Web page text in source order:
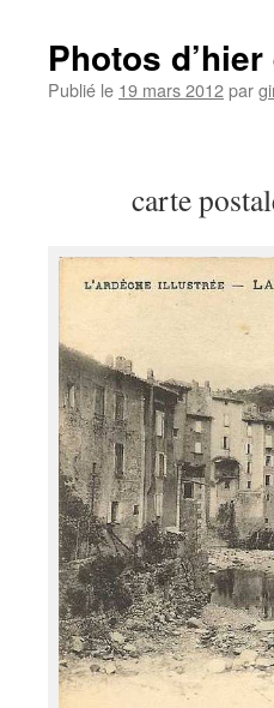
Photos
Publié le 19 mars 2012par
carte